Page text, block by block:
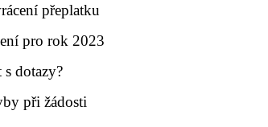
přeplatku
pro rok 2023
s dotazy?
při žádosti